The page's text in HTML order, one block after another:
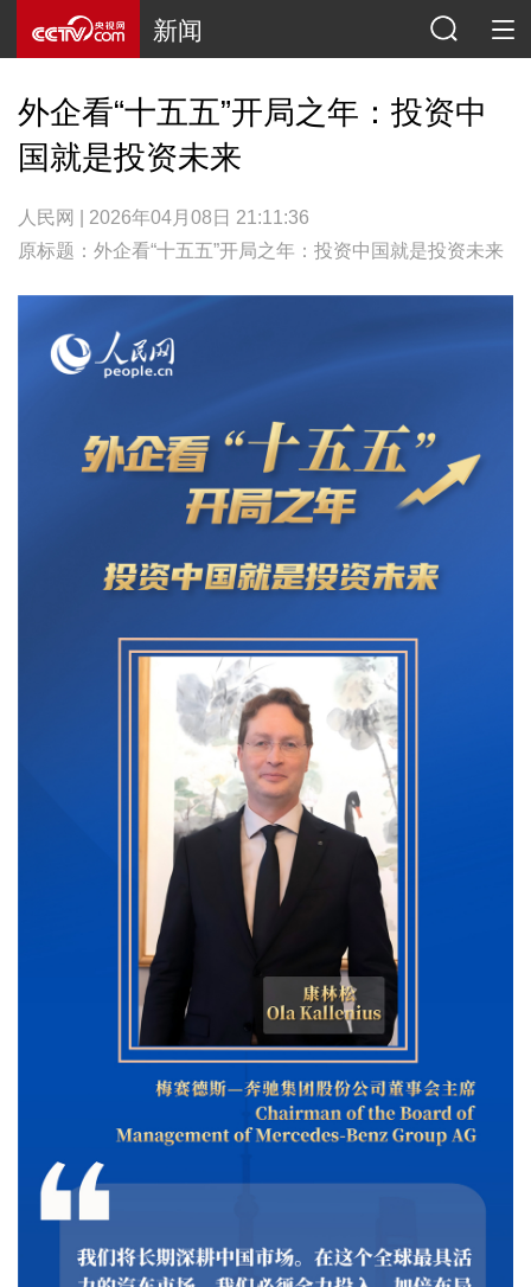
新闻
外企看“十五五”开局之年：投资中
国就是投资未来
人民网 | 2026年04月08日 21:11:36
原标题：外企看“十五五”开局之年：投资中国就是投资未来